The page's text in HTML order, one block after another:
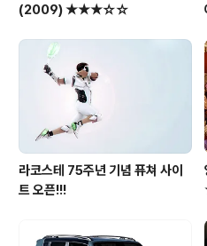
(2009) ★★★☆☆
라코스테 75주년 기념 퓨쳐 사이
트 오픈!!!